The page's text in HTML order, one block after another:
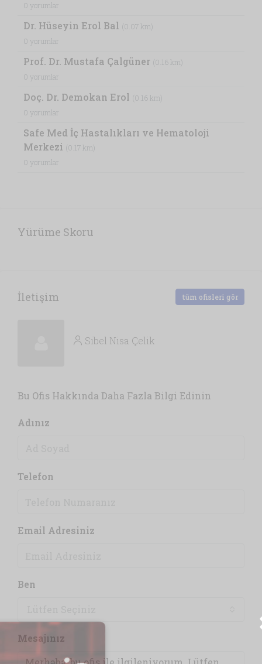
0 yorumlar
Dr. Hüseyin Erol Bal (0.07 km)
0 yorumlar
Prof. Dr. Mustafa Çalgüner (0.16 km)
0 yorumlar
Doç. Dr. Demokan Erol (0.16 km)
0 yorumlar
Safe Med İç Hastalıkları ve Hematoloji
Merkezi (0.17 km)
0 yorumlar
Yürüme Skoru
İletişim tüm ofisleri gör
Sibel Nisa Çelik
Bu Ofis Hakkında Daha Fazla Bilgi Edinin
Adınız
Telefon
Email Adresiniz
Ben
Mesajınız